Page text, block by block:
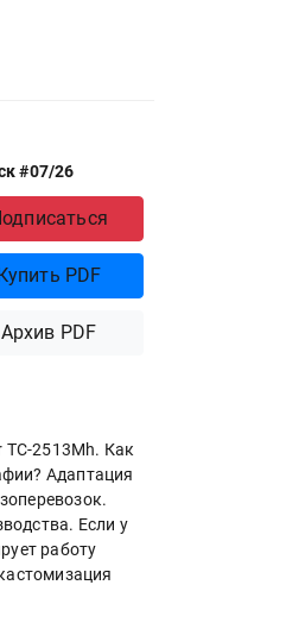
#07/26
PDF
Архив PDF
ТС-2513Mh. Как
Адаптация
Если у
работу